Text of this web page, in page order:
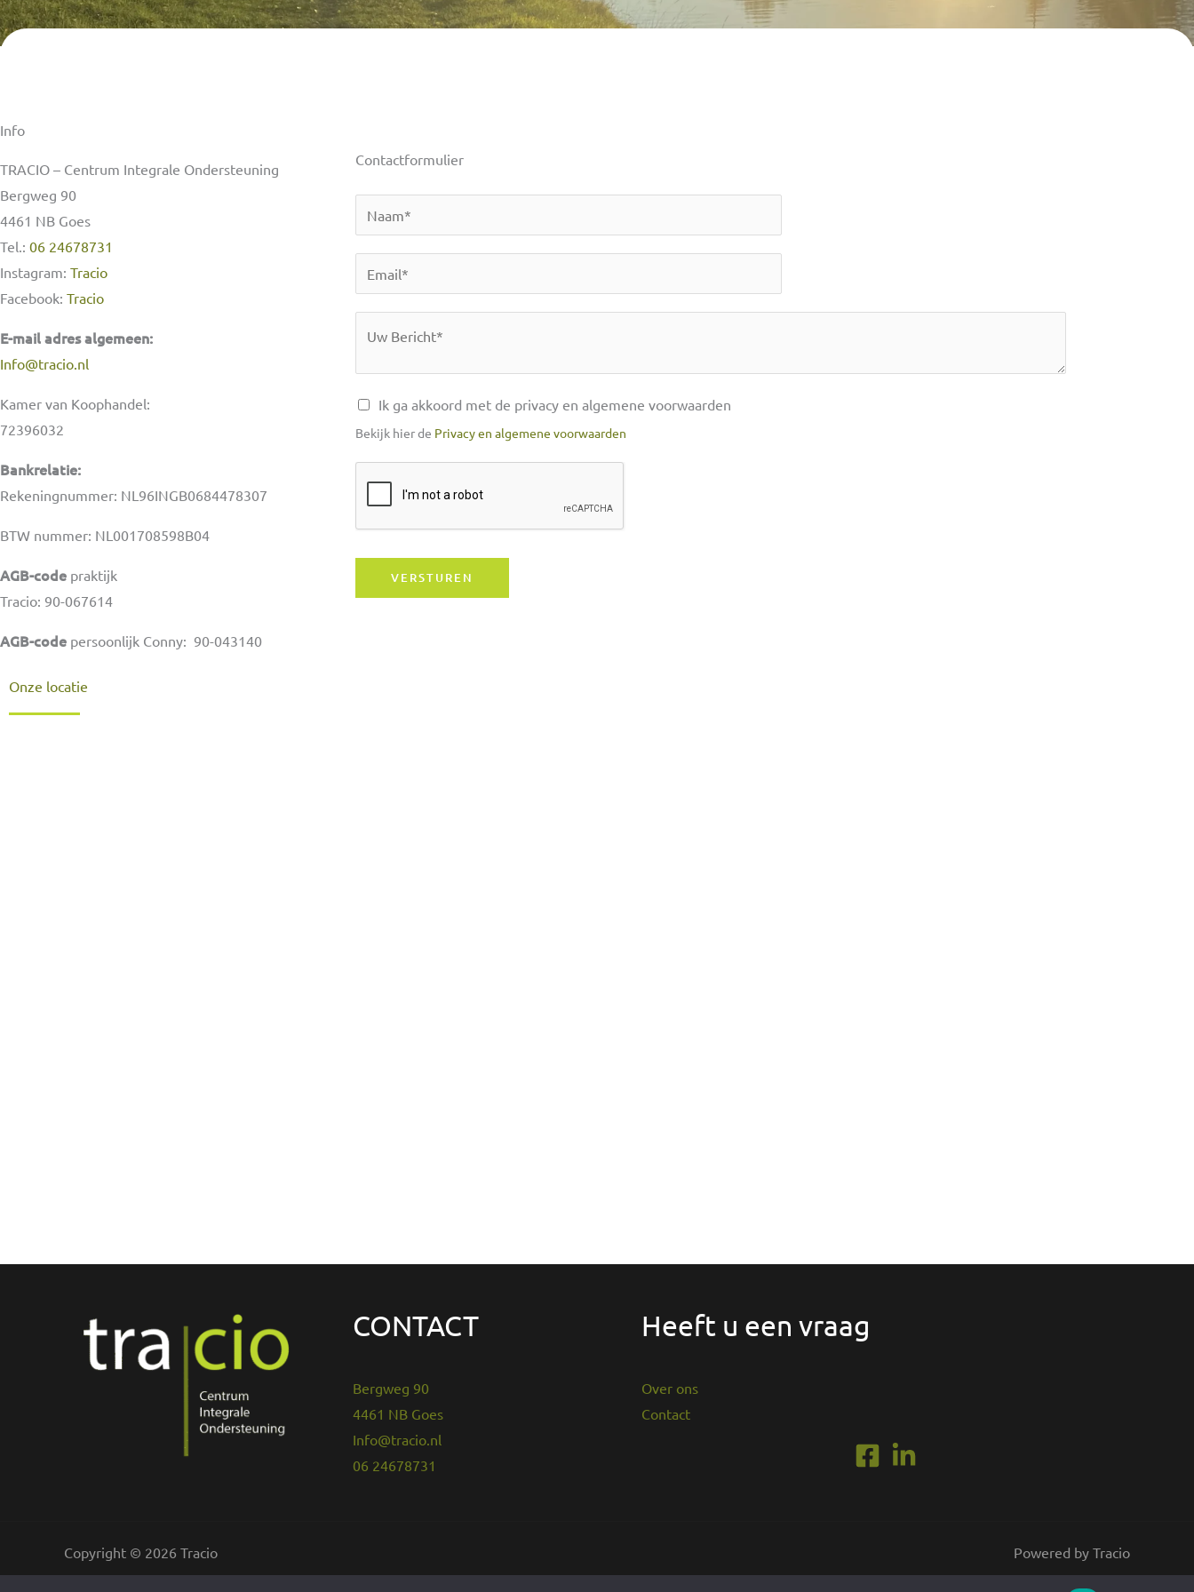
Info
TRACIO – Centrum Integrale Ondersteuning
Bergweg 90
4461 NB Goes
Tel.: 06 24678731
Instagram: Tracio
Facebook: Tracio
E-mail adres algemeen:
Info@tracio.nl
Kamer van Koophandel:
72396032
Bankrelatie:
Rekeningnummer: NL96INGB0684478307
BTW nummer: NL001708598B04
AGB-code praktijk
Tracio: 90-067614
AGB-code persoonlijk Conny: 90-043140
Contactformulier
a
a
*
m
a
s
s
a
Ik ga akkoord met de privacy en algemene voorwaarden
Bekijk hier de Privacy en algemene voorwaarden
VERSTUREN
Onze locatie
CONTACT
Bergweg 90
4461 NB Goes
Info@tracio.nl
06 24678731
Heeft u een vraag
Over ons
Contact
Copyright © 2026 Tracio Powered by Tracio